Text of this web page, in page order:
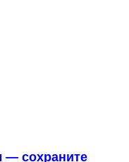
— сохраните